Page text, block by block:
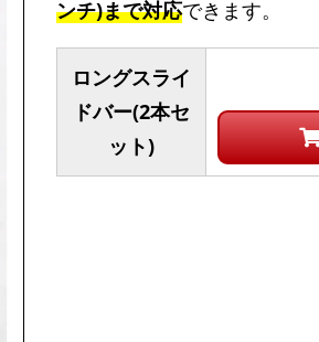
ンチ)まで対応できます。
ロングスライ
ドバー(2本セ
ット)